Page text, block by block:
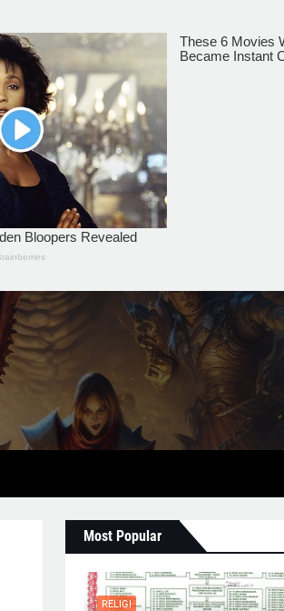
Most Popular
RELIGI